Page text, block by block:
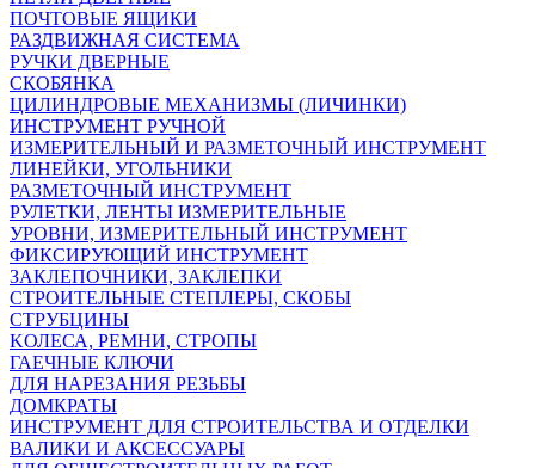
ПОЧТОВЫЕ ЯЩИКИ
РАЗДВИЖНАЯ СИСТЕМА
РУЧКИ ДВЕРНЫЕ
СКОБЯНКА
ЦИЛИНДРОВЫЕ МЕХАНИЗМЫ (ЛИЧИНКИ)
ИНСТРУМЕНТ РУЧНОЙ
ИЗМЕРИТЕЛЬНЫЙ И РАЗМЕТОЧНЫЙ ИНСТРУМЕНТ
ЛИНЕЙКИ, УГОЛЬНИКИ
РАЗМЕТОЧНЫЙ ИНСТРУМЕНТ
РУЛЕТКИ, ЛЕНТЫ ИЗМЕРИТЕЛЬНЫЕ
УРОВНИ, ИЗМЕРИТЕЛЬНЫЙ ИНСТРУМЕНТ
ФИКСИРУЮЩИЙ ИНСТРУМЕНТ
ЗАКЛЕПОЧНИКИ, ЗАКЛЕПКИ
СТРОИТЕЛЬНЫЕ СТЕПЛЕРЫ, СКОБЫ
СТРУБЦИНЫ
KОЛЕСА, РЕМНИ, СТРОПЫ
ГАЕЧНЫЕ КЛЮЧИ
ДЛЯ НАРЕЗАНИЯ РЕЗЬБЫ
ДОМКРАТЫ
ИНСТРУМЕНТ ДЛЯ СТРОИТЕЛЬСТВА И ОТДЕЛКИ
ВАЛИКИ И АКСЕССУАРЫ